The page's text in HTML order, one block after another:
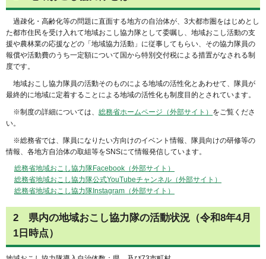
過疎化・高齢化等の問題に直面する地方の自治体が、3大都市圏をはじめとし
た都市住民を受け入れて地域おこし協力隊として委嘱し、地域おこし活動の支
援や農林業の応援などの「地域協力活動」に従事してもらい、その協力隊員の
報償や活動費のうち一定額について国から特別交付税による措置がなされる制
度です。
地域おこし協力隊員の活動そのものによる地域の活性化とあわせて、隊員が
最終的に地域に定着することによる地域の活性化も制度目的とされています。
※制度の詳細については、総務省ホームページ（外部サイト） をご覧くださ
い。
※総務省では、隊員になりたい方向けのイベント情報、隊員向けの研修等の
情報、各地方自治体の取組等をSNSにて情報発信しています。
総務省地域おこし協力隊Facebook（外部サイト）
総務省地域おこし協力隊公式YouTubeチャンネル（外部サイト）
総務省地域おこし協力隊Instagram（外部サイト）
2 県内の地域おこし協力隊の活動状況（令和8年4月
1日時点）